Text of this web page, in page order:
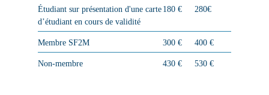
Étudiant sur présentation d'une carte
d’étudiant en cours de validité
180 € 280€
Membre SF2M 300 € 400 €
Non-membre 430 € 530 €